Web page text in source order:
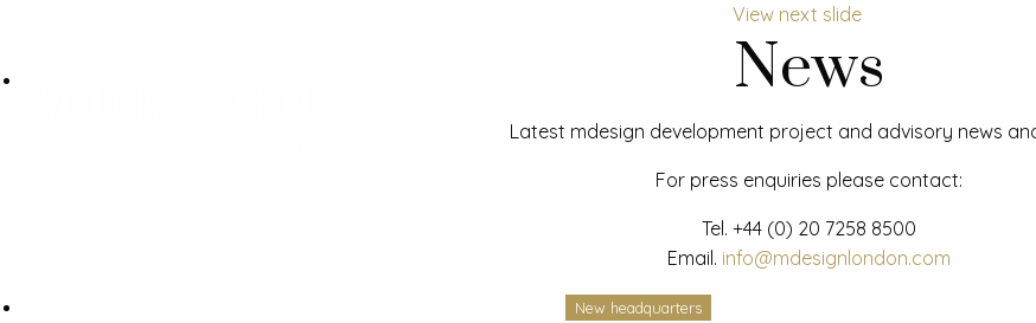
View next slide
News
Latest mdesign development project and advisory news
For press enquiries please contact:
Tel. +44 (0) 20 7258 8500
Email. info@mdesignlondon.com
New headquarters